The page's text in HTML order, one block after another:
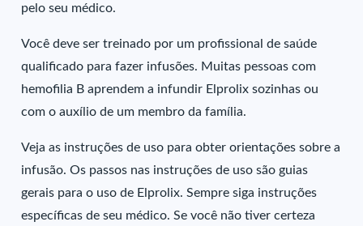
pelo seu médico.
Você deve ser treinado por um profissional de saúde
qualificado para fazer infusões. Muitas pessoas com
hemofilia B aprendem a infundir Elprolix sozinhas ou
com o auxílio de um membro da família.
Veja as instruções de uso para obter orientações sobre a
infusão. Os passos nas instruções de uso são guias
gerais para o uso de Elprolix. Sempre siga instruções
específicas de seu médico. Se você não tiver certeza